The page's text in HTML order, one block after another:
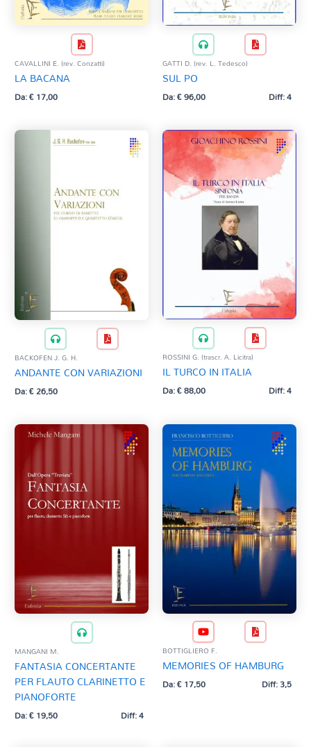
CAVALLINI E. (rev. Conzatti)
LA BACANA
Da:€17,00
GATTI D. (rev. L. Tedesco)
SUL PO
Da:€96,00 Diff: 4
BACKOFEN J. G. H.
ANDANTE CON VARIAZIONI
Da:€26,50
ROSSINI G. (trascr. A. Licitra)
IL TURCO IN ITALIA
Da:€88,00 Diff: 4
MANGANI M.
FANTASIA CONCERTANTE
PER FLAUTO CLARINETTO E
PIANOFORTE
Da:€19,50 Diff: 4
BOTTIGLIERO F.
MEMORIES OF HAMBURG
Da:€17,50 Diff: 3,5